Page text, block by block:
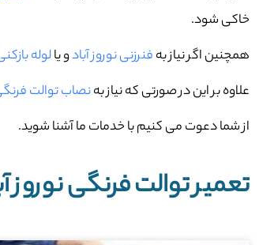
خاکی شود.
همچنین اگر نیاز بهفنرزنی نوروز آبادو یالوله
علاوه بر این در صورتی که نیاز بهنصاب توالت
از شما دعوت می کنیم با خدمات ما آشنا شوید.
تعمیر توالت فرنگی نوروز